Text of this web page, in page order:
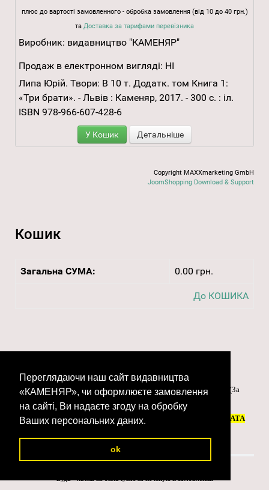
Переглядаючи наш сайт видавництва
«КАМЕНЯР», чи оформлюєте замовлення
на сайті, Ви надаєте згоду на обробку
Ваших персональних даних.
ok
плюс до вартості замовленного - обробка замовлення (від 10 до 40 грн.)
та Доставка за тарифами перевізника
Виробник: видавництво "КАМЕНЯР"
Продаж в електронном вигляді: НІ
Липа Юрій. Твори: В 10 т. Додатк. том Книга 1:
«Три брати». - Львів : Каменяр, 2017. - 300 с. : іл.
ISBN 978-966-607-428-6
У Кошик Детальніше
Copyright MAXXmarketing GmbH
JoomShopping Download & Support
Кошик
Загальна СУМА: 0.00 грн.
До КОШИКА
В будь-який момент Ви зможете оплатити замовлення
Оплата за замовлення карткою чи іншим онлайн банкінгом
(За
допомогою сервісуwww.liqpay.com
можна в розділі "МАГАЗИН" ► "ЗАМОВЛЕННЯ
ОПЛАТА
Будь - ласка не оплачуйте за не існуючі замовлення